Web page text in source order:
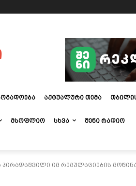
ᲐᲥᲢᲣᲐᲚᲣᲠᲘ ᲗᲔᲛᲐ
ᲛᲡᲝᲤᲚᲘᲝ ᲡᲮᲕᲐ ᲨᲔᲜᲘ ᲠᲐᲓᲘᲝ
პირადაშვილი იმ რეგულაციების